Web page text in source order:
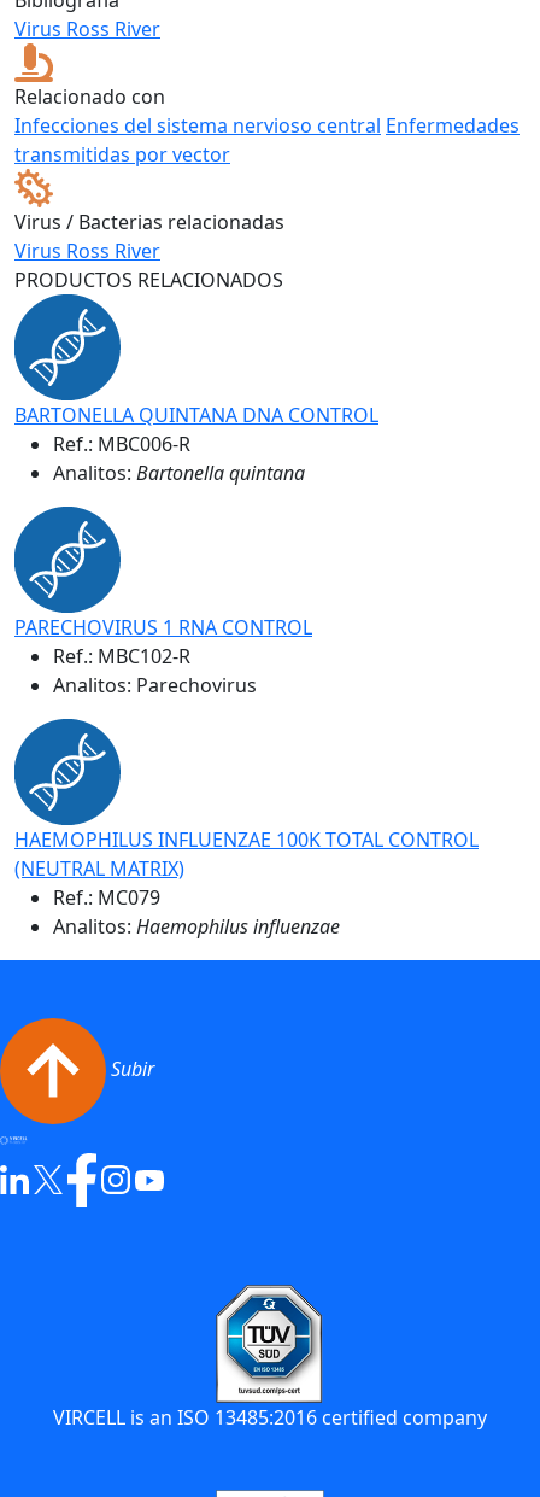
Virus Ross River
Relacionado con
Infecciones del sistema nervioso central Enfermedades
transmitidas por vector
Virus / Bacterias relacionadas
Virus Ross River
PRODUCTOS RELACIONADOS
BARTONELLA QUINTANA DNA CONTROL
Ref.: MBC006-R
Analitos: Bartonella quintana
PARECHOVIRUS 1 RNA CONTROL
Ref.: MBC102-R
Analitos: Parechovirus
HAEMOPHILUS INFLUENZAE 100K TOTAL CONTROL
(NEUTRAL MATRIX)
Ref.: MC079
Analitos: Haemophilus influenzae
Subir
VIRCELL is an ISO 13485:2016 certified company